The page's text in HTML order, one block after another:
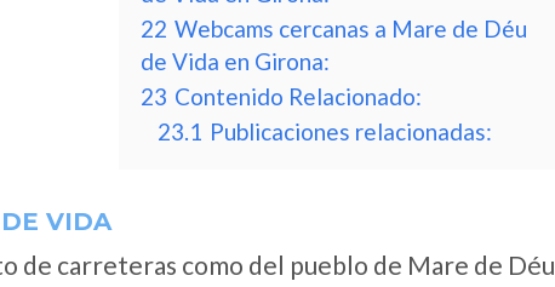
22 Webcams cercanas a Mare de Déu
de Vida en Girona:
23 Contenido Relacionado:
23.1 Publicaciones relacionadas:
VIDA
de carreteras como del pueblo de Mare de Déu